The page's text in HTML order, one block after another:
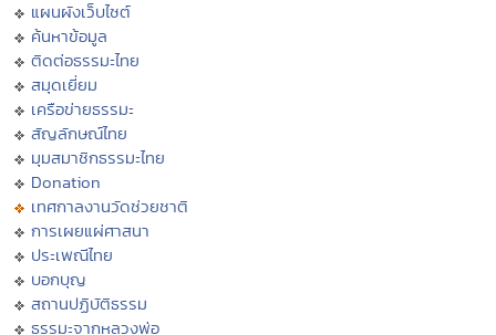
แผนผังเว็บไซต์
ค้นหาข้อมูล
ติดต่อธรรมะไทย
สมุดเยี่ยม
เครือข่ายธรรมะ
สัญลักษณ์ไทย
มุมสมาชิกธรรมะไทย
Donation
เทศกาลงานวัดช่วยชาติ
การเผยแผ่ศาสนา
ประเพณีไทย
บอกบุญ
สถานปฏิบัติธรรม
ธรรมะจากหลวงพ่อ